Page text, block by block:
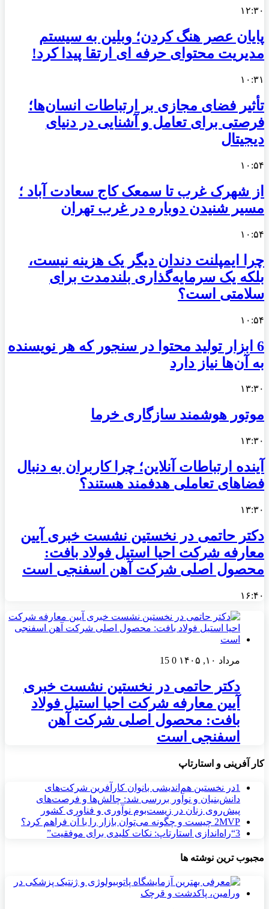
۱۲:۳۰
پایان عصر هنگ کردن؛ وبلین به سیستم
مدیریت محتوای حرفه ای ارتقا پیدا کرد!
۱۰:۳۱
تأثیر فضای مجازی بر ارتباطات انسان‌ها؛
فرصتی برای تعامل و آشنایی در دنیای
دیجیتال
۱۰:۵۴
از شهرک غرب تا سمعک کاج سعادت آباد ؛
مسیر شنیدن دوباره در غرب تهران
۱۰:۵۴
چرا ایمپلنت دندان دیگر یک هزینه نیست،
بلکه یک سرمایه‌گذاری بلندمدت برای
سلامتی است؟
۱۰:۵۴
6 ابزار تولید محتوا در سنجور که هر نویسنده
به آن‌ها نیاز دارد
۱۳:۳۰
موتور هوشمند سازگاری خرما
۱۳:۳۰
آینده ارتباطات آنلاین؛ چرا کاربران به دنبال
فضاهای تعاملی هدفمند هستند؟
۱۳:۳۰
دکتر حاتمی در نخستین نشست خبری آیین
معارفه شرکت احیا استیل فولاد بافت:
محصول اصلی شرکت آهن اسفنجی است
۱۶:۴۰
مرداد ۱۰, ۱۴۰۵ 0
15
دکتر حاتمی در نخستین نشست خبری
آیین معارفه شرکت احیا استیل فولاد
بافت: محصول اصلی شرکت آهن
اسفنجی است
کار آفرینی و استارتاپ
1در نخستین هم‌اندیشی بانوان کارآفرین شرکت‌های
دانش‌بنیان و نوآور بررسی شد: چالش‌ها و فرصت‌های
پیش‌روی زنان در زیست‌بوم نوآوری و فناوری کشور
2MVP چیست و چگونه می‌توان بازار را با آن فراهم کرد؟
3“راه‌اندازی استارتاپ: نکات کلیدی برای موفقیت”
مجبوب ترین نوشته ها